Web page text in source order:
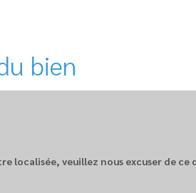
bien
localisée, veuillez nous excuser de ce